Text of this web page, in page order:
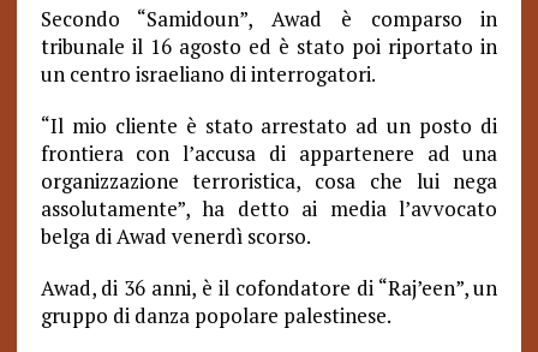
Secondo “Samidoun”, Awad è comparso in
tribunale il 16 agosto ed è stato poi riportato in
un centro israeliano di interrogatori.
“Il mio cliente è stato arrestato ad un posto di
frontiera con l’accusa di appartenere ad una
organizzazione terroristica, cosa che lui nega
assolutamente”, ha detto ai media l’avvocato
belga di Awad venerdì scorso.
Awad, di 36 anni, è il cofondatore di “Raj’een”, un
gruppo di danza popolare palestinese.